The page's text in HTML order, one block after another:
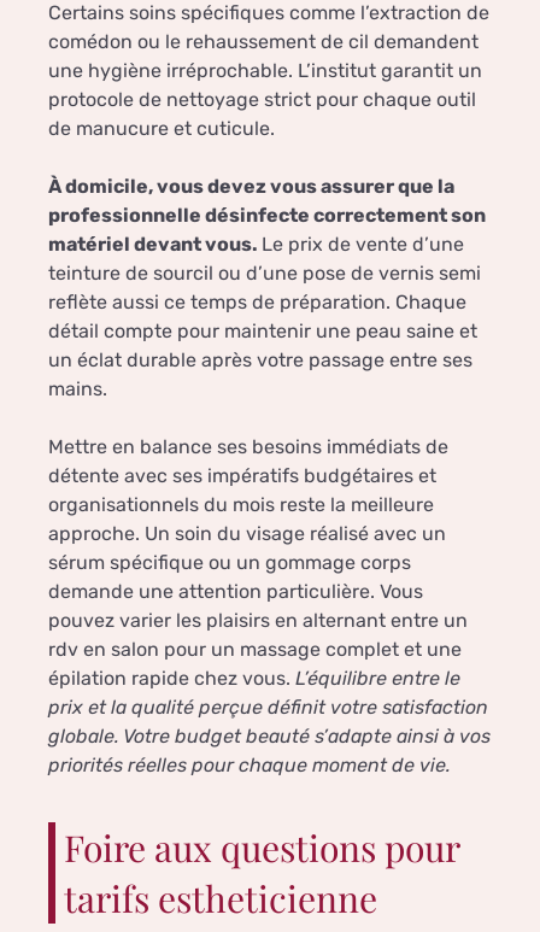
Certains soins spécifiques comme l’extraction de
comédon ou le rehaussement de cil demandent
une hygiène irréprochable. L’institut garantit un
protocole de nettoyage strict pour chaque outil
de manucure et cuticule.
À domicile, vous devez vous assurer que la
professionnelle désinfecte correctement son
matériel devant vous. Le prix de vente d’une
teinture de sourcil ou d’une pose de vernis semi
reflète aussi ce temps de préparation. Chaque
détail compte pour maintenir une peau saine et
un éclat durable après votre passage entre ses
mains.
Mettre en balance ses besoins immédiats de
détente avec ses impératifs budgétaires et
organisationnels du mois reste la meilleure
approche. Un soin du visage réalisé avec un
sérum spécifique ou un gommage corps
demande une attention particulière. Vous
pouvez varier les plaisirs en alternant entre un
rdv en salon pour un massage complet et une
épilation rapide chez vous. L’équilibre entre le
prix et la qualité perçue définit votre satisfaction
globale. Votre budget beauté s’adapte ainsi à vos
priorités réelles pour chaque moment de vie.
Foire aux questions pour
tarifs estheticienne